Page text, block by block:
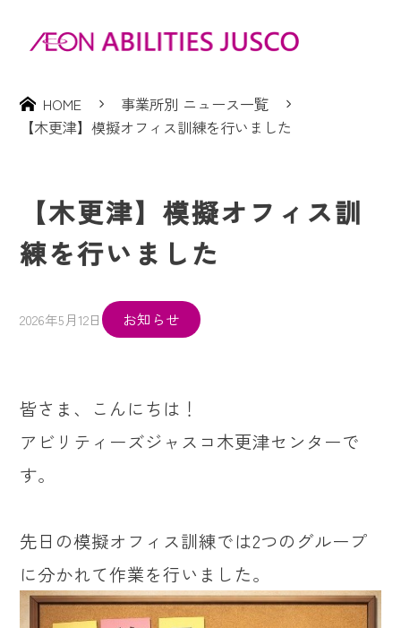
HOME
事業所別 ニュース一覧
【木更津】模擬オフィス訓練を行いました
【木更津】模擬オフィス訓
練を行いました
2026年5月12日 お知らせ
皆さま、こんにちは！
アビリティーズジャスコ木更津センターで
す。
先日の模擬オフィス訓練では2つのグループ
に分かれて作業を行いました。